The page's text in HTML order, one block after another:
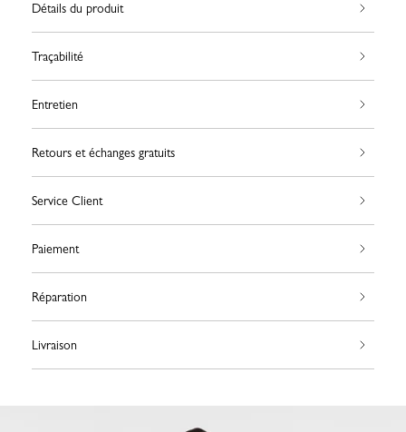
Détails du produit
Traçabilité
Entretien
Retours et échanges gratuits
Service Client
Paiement
Réparation
Livraison